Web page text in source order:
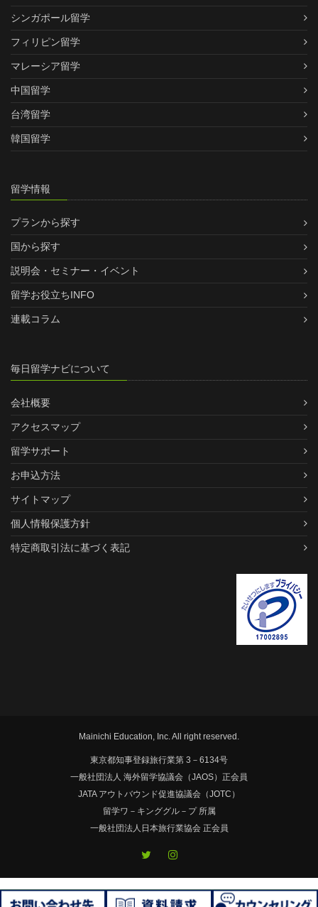
シンガポール留学
フィリピン留学
マレーシア留学
中国留学
台湾留学
韓国留学
留学情報
プランから探す
国から探す
説明会・セミナー・イベント
留学お役立ちINFO
連載コラム
毎日留学ナビについて
会社概要
アクセスマップ
留学サポート
お申込方法
サイトマップ
個人情報保護方針
特定商取引法に基づく表記
Mainichi Education, Inc. All right reserved.
東京都知事登録旅行業第 3－6134号
一般社団法人 海外留学協議会（JAOS）正会員
JATA アウトバウンド促進協議会（JOTC）
留学ワ－キンググル－プ 所属
一般社団法人日本旅行業協会 正会員